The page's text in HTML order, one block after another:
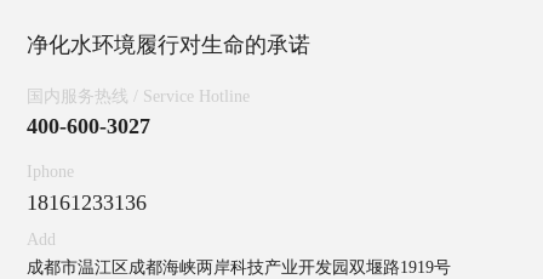
净化水环境履行对生命的承诺
国内服务热线 / Service Hotline
400-600-3027
Iphone
18161233136
Add
成都市温江区成都海峡两岸科技产业开发园双堰路1919号